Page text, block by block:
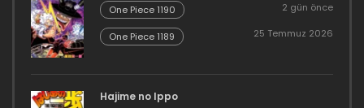
One Piece 1190 2 gün önce
One Piece 1189 25 Temmuz 2026
Hajime no Ippo